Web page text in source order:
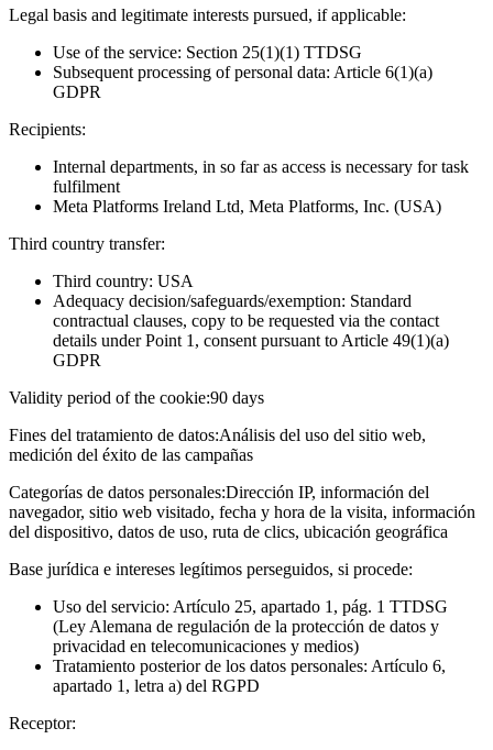
Legal basis and legitimate interests pursued, if applicable:
Use of the service: Section 25(1)(1) TTDSG
Subsequent processing of personal data: Article 6(1)(a)
GDPR
Recipients:
Internal departments, in so far as access is necessary for task
fulfilment
Meta Platforms Ireland Ltd, Meta Platforms, Inc. (USA)
Third country transfer:
Third country: USA
Adequacy decision/safeguards/exemption: Standard
contractual clauses, copy to be requested via the contact
details under Point 1, consent pursuant to Article 49(1)(a)
GDPR
Validity period of the cookie:90 days
Fines del tratamiento de datos:Análisis del uso del sitio web,
medición del éxito de las campañas
Categorías de datos personales:Dirección IP, información del
navegador, sitio web visitado, fecha y hora de la visita, información
del dispositivo, datos de uso, ruta de clics, ubicación geográfica
Base jurídica e intereses legítimos perseguidos, si procede:
Uso del servicio: Artículo 25, apartado 1, pág. 1 TTDSG
(Ley Alemana de regulación de la protección de datos y
privacidad en telecomunicaciones y medios)
Tratamiento posterior de los datos personales: Artículo 6,
apartado 1, letra a) del RGPD
Receptor: